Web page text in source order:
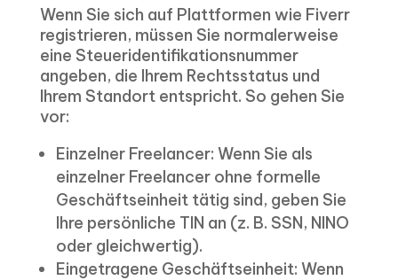
Wenn Sie sich auf Plattformen wie Fiverr
registrieren, müssen Sie normalerweise
eine Steueridentifikationsnummer
angeben, die Ihrem Rechtsstatus und
Ihrem Standort entspricht. So gehen Sie
vor:
Einzelner Freelancer: Wenn Sie als
einzelner Freelancer ohne formelle
Geschäftseinheit tätig sind, geben Sie
Ihre persönliche TIN an (z. B. SSN, NINO
oder gleichwertig).
Eingetragene Geschäftseinheit: Wenn